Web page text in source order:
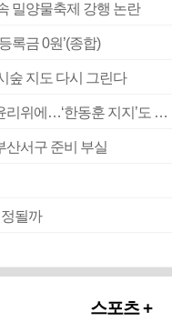
밀양물축제 강행 논란
록금 0원’(종합)
숲 지도 다시 그린다
■ 국힘 부산시당, ‘정이한 조력’ 시의원 윤리위에…‘한동훈 지지’도 신고접수
서구 준비 부실
될까
스포츠 +